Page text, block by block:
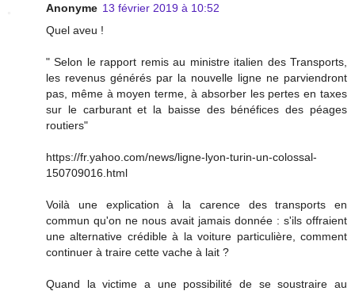
Anonyme 13 février 2019 à 10:52
Quel aveu !
" Selon le rapport remis au ministre italien des Transports,
les revenus générés par la nouvelle ligne ne parviendront
pas, même à moyen terme, à absorber les pertes en taxes
sur le carburant et la baisse des bénéfices des péages
routiers"
https://fr.yahoo.com/news/ligne-lyon-turin-un-colossal-
150709016.html
Voilà une explication à la carence des transports en
commun qu'on ne nous avait jamais donnée : s'ils offraient
une alternative crédible à la voiture particulière, comment
continuer à traire cette vache à lait ?
Quand la victime a une possibilité de se soustraire au